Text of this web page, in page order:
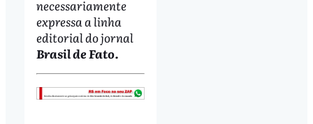
necessariamente
expressa a linha
editorial do jornal
Brasil de Fato.